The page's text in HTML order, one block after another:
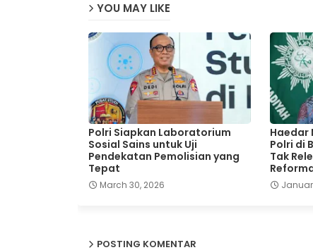
YOU MAY LIKE
Polri Siapkan Laboratorium
Sosial Sains untuk Uji
Pendekatan Pemolisian yang
Tepat
March 30, 2026
Haedar
Polri di
Tak
POSTING KOMENTAR